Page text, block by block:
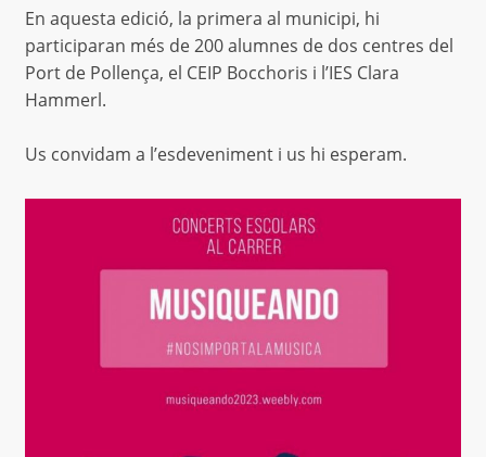
En aquesta edició, la primera al municipi, hi
participaran més de 200 alumnes de dos centres del
Port de Pollença, el CEIP Bocchoris i l’IES Clara
Hammerl.
Us convidam a l’esdeveniment i us hi esperam.